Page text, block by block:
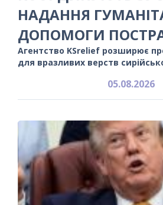
НАДАННЯ
ДОПОМОГИ
Агентство KSrelief розширює
для вразливих верств
05.08.2026